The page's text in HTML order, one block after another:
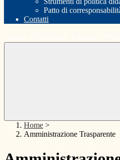
Patto di
Contatti
Home >
Amministrazione Trasparente